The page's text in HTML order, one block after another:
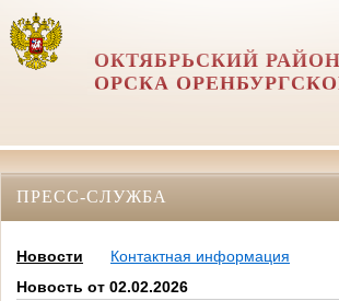
ОКТЯБРЬСКИЙ
ОРСКА
ПРЕСС-СЛУЖБА
Новости
Контактная информация
Новость от 02.02.2026